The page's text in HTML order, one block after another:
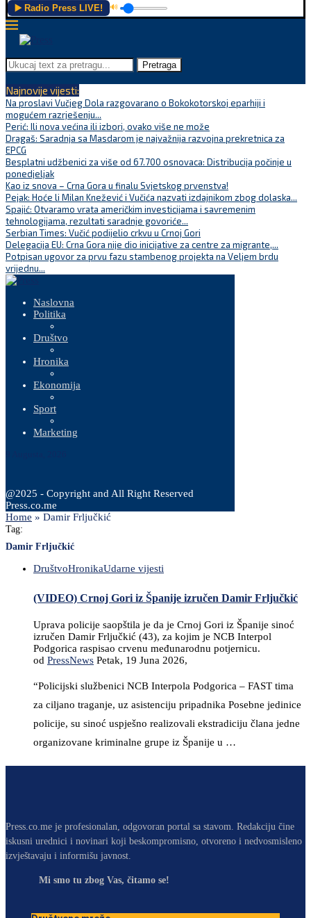
▶️ Radio Press LIVE! 🔊
Pretraga
Najnovije vijesti:
Na proslavi Vučjeg Dola razgovarano o Bokokotorskoj eparhiji i
mogućem razrješenju...
Perić: Ili nova većina ili izbori, ovako više ne može
Dragaš: Saradnja sa Masdarom je najvažnija razvojna prekretnica za
EPCG
Besplatni udžbenici za više od 67.700 osnovaca: Distribucija počinje u
ponedjeljak
Kao iz snova – Crna Gora u finalu Svjetskog prvenstva!
Pejak: Hoće li Milan Knežević i Vučića nazvati izdajnikom zbog dolaska...
Spajić: Otvaramo vrata američkim investicijama i savremenim
tehnologijama, rezultati saradnje govoriće...
Serbian Times: Vučić podijelio crkvu u Crnoj Gori
Delegacija EU: Crna Gora nije dio inicijative za centre za migrante,...
Potpisan ugovor za prvu fazu stambenog projekta na Veljem brdu
vrijednu...
Naslovna
Politika
Društvo
Hronika
Ekonomija
Sport
Marketing
@2025 - Copyright and All Right Reserved
Press.co.me
Home » Damir Frljučkić
Tag:
Damir Frljučkić
DruštvoHronikaUdarne vijesti
(VIDEO) Crnoj Gori iz Španije izručen Damir Frljučkić
Uprava policije saopštila je da je Crnoj Gori iz Španije sinoć
izručen Damir Frljučkić (43), za kojim je NCB Interpol
Podgorica raspisao crvenu međunarodnu potjernicu.
od PressNews Petak, 19 Juna 2026,
“Policijski službenici NCB Interpola Podgorica – FAST tima
za ciljano traganje, uz asistenciju pripadnika Posebne jedinice
policije, su sinoć uspješno realizovali ekstradiciju člana jedne
organizovane kriminalne grupe iz Španije u …
Press.co.me je profesionalan, odgovoran portal sa stavom. Redakciju čine
iskusni urednici i novinari koji beskompromisno, otvoreno i nedvosmisleno
izvještavaju i informišu javnost.
Mi smo tu zbog Vas, čitamo se!